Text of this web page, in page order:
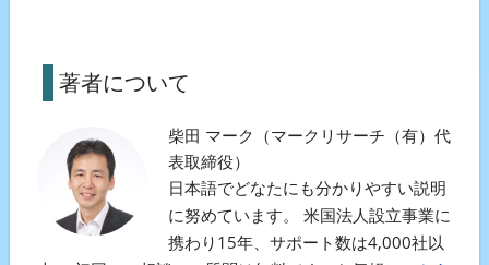
著者について
柴田 マーク（マークリサーチ（有）代
表取締役）
日本語でどなたにも分かりやすい説明
に努めています。 米国法人設立事業に
携わり15年、サポート数は4,000社以